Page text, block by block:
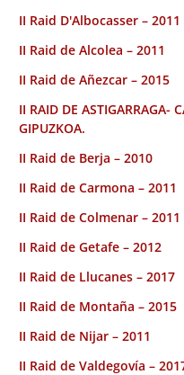
II Raid D'Albocasser – 2011
II Raid de Alcolea – 2011
II Raid de Añezcar – 2015
II RAID DE ASTIGARRAGA-
GIPUZKOA.
II Raid de Berja – 2010
II Raid de Carmona – 2011
II Raid de Colmenar – 2011
II Raid de Getafe – 2012
II Raid de Llucanes – 2017
II Raid de Montaña – 2015
II Raid de Nijar – 2011
II Raid de Valdegovía –